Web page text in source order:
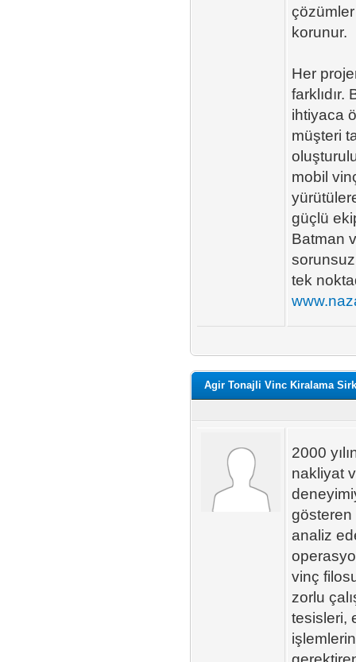
korunur.
Her
ihtiyaca
müşteri
mobil
güçlü
Batman
tek
Agir Tonajli Vinc Kiralama
2000
nakliyat
gösteren
analiz
vinç
zorlu
tesisleri,